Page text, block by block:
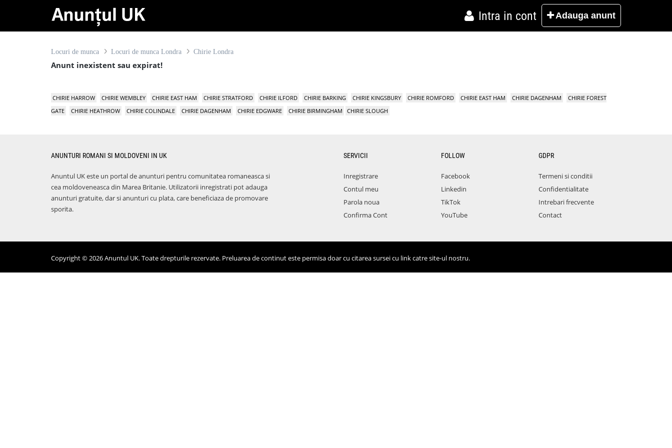
Intra in cont Adauga anunt
Locuri de munca Locuri de munca Londra Chirie Londra
Anunt inexistent sau expirat!
CHIRIE HARROW CHIRIE WEMBLEY CHIRIE EAST HAM CHIRIE STRATFORD CHIRIE ILFORD CHIRIE BARKING CHIRIE KINGSBURY CHIRIE ROMFORD CHIRIE EAST HAM CHIRIE DAGENHAM
CHIRIE FOREST
GATE
CHIRIE HEATHROW CHIRIE COLINDALE CHIRIE DAGENHAM CHIRIE EDGWARE CHIRIE BIRMINGHAM CHIRIE SLOUGH
ANUNTURI ROMANI SI MOLDOVENI IN UK
Anuntul UK este un portal de anunturi pentru comunitatea romaneasca si
cea moldoveneasca din Marea Britanie. Utilizatorii inregistrati pot adauga
anunturi gratuite, dar si anunturi cu plata, care beneficiaza de promovare
sporita.
SERVICII
Inregistrare
Contul meu
Parola noua
Confirma Cont
FOLLOW
Facebook
Linkedin
TikTok
YouTube
GDPR
Termeni si conditii
Confidentialitate
Intrebari frecvente
Contact
Copyright © 2026 Anuntul UK. Toate drepturile rezervate. Preluarea de continut este permisa doar cu citarea sursei cu link catre site-ul nostru.